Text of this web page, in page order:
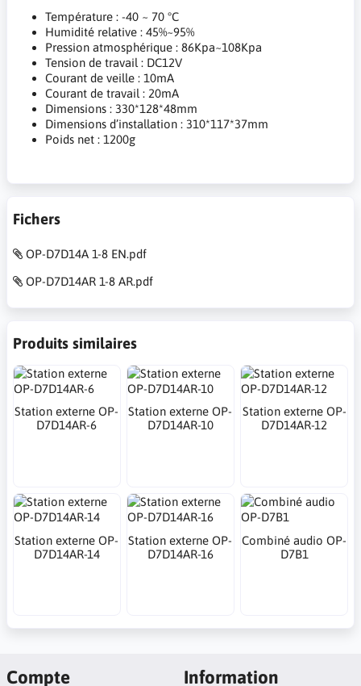
Température : -40 ~ 70 °C
Humidité relative : 45%~95%
Pression atmosphérique : 86Kpa~108Kpa
Tension de travail : DC12V
Courant de veille : 10mA
Courant de travail : 20mA
Dimensions : 330*128*48mm
Dimensions d’installation : 310*117*37mm
Poids net : 1200g
Fichers
OP-D7D14A 1-8 EN.pdf
OP-D7D14AR 1-8 AR.pdf
Produits similaires
Station externe OP-
D7D14AR-6
Station externe OP-
D7D14AR-10
Station externe OP-
D7D14AR-12
Station externe OP-
D7D14AR-14
Station externe OP-
D7D14AR-16
Combiné audio OP-
D7B1
Compte Information